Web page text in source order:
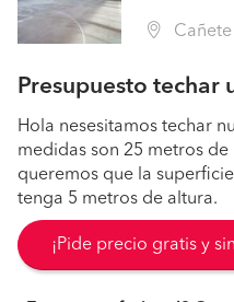
Cañete
Presupuesto techar
Hola nesesitamos techar
medidas son 25 metros
queremos que la
tenga 5 metros de altura.
¡Pide precio gratis y